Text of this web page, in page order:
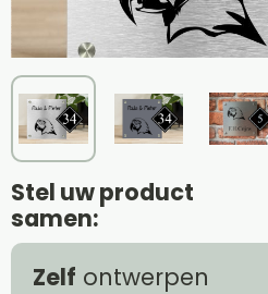
Stel uw product
samen:
Zelf ontwerpen